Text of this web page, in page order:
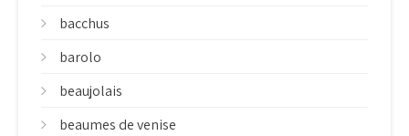
bacchus
barolo
beaujolais
beaumes de venise